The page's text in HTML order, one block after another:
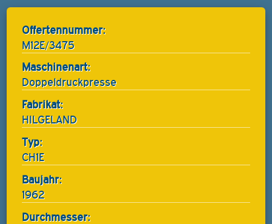
Offertennummer:
M12E/3475
Maschinenart:
Doppeldruckpresse
Fabrikat:
HILGELAND
Typ:
CH1E
Baujahr:
1962
Durchmesser: